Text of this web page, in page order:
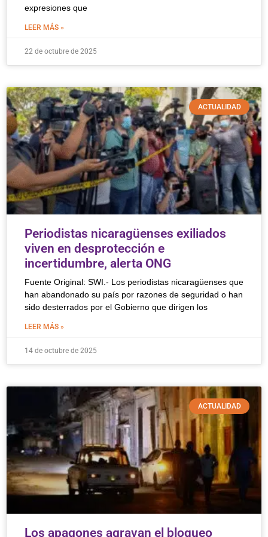
expresiones que
LEER MÁS »
22 de octubre de 2025
ACTUALIDAD
Periodistas nicaragüenses exiliados
viven en desprotección e
incertidumbre, alerta ONG
Fuente Original: SWI.- Los periodistas nicaragüenses que
han abandonado su país por razones de seguridad o han
sido desterrados por el Gobierno que dirigen los
LEER MÁS »
14 de octubre de 2025
ACTUALIDAD
Los apagones agravan el bloqueo